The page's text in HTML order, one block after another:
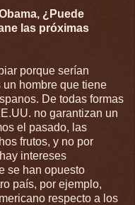
¿Puede
las próximas
porque serían
hombre que tiene
De todas formas
no garantizan un
el pasado, las
frutos, y no por
intereses
se han opuesto
país, por ejemplo,
respecto a los